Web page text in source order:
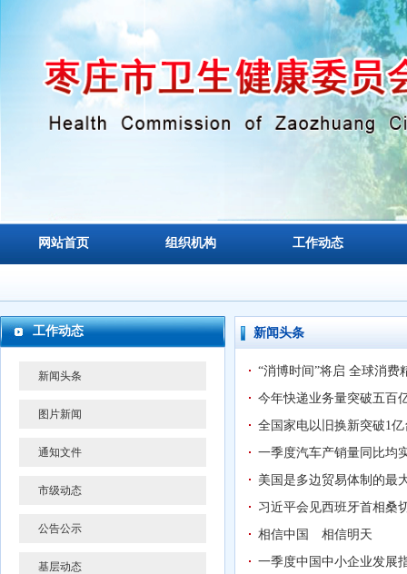
网站首页 组织机构 工作动态
工作动态
新闻头条
图片新闻
通知文件
市级动态
公告公示
基层动态
新闻头条
“消博时间”将启 全球消费
今年快递业务量突破五百
全国家电以旧换新突破1亿
一季度汽车产销量同比均
美国是多边贸易体制的最
习近平会见西班牙首相桑
相信中国 相信明天
一季度中国中小企业发展